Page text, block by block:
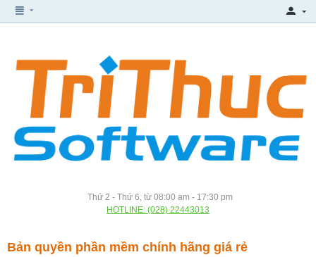
Thứ 2 - Thứ 6, từ 08:00 am - 17:30 pm
HOTLINE: (028) 22443013
Bản quyền phần mềm chính hãng giá rẻ